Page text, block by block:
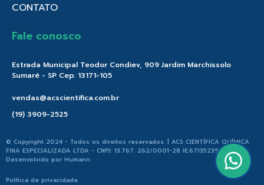
CONTATO
Fale conosco
Estrada Municipal Teodor Condiev, 909 Jardim Marchissolo
Sumaré - SP Cep. 13171-105
vendas@acscientifica.com.br
(19) 3909-2525
© Copyright 2024 - Todos os direitos reservados. | ACS CIENTÍFICA QUÍMICA
FINA ESPECIALIZADA LTDA - CNPJ: 13.767. 262/0001-28 IE:671352396.176 |
Desenvolvido por Humann.
Política de privacidade